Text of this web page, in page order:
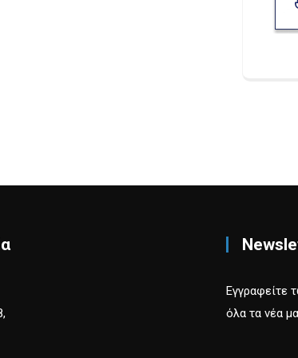
Εγγραφείτε
όλα τα νέα